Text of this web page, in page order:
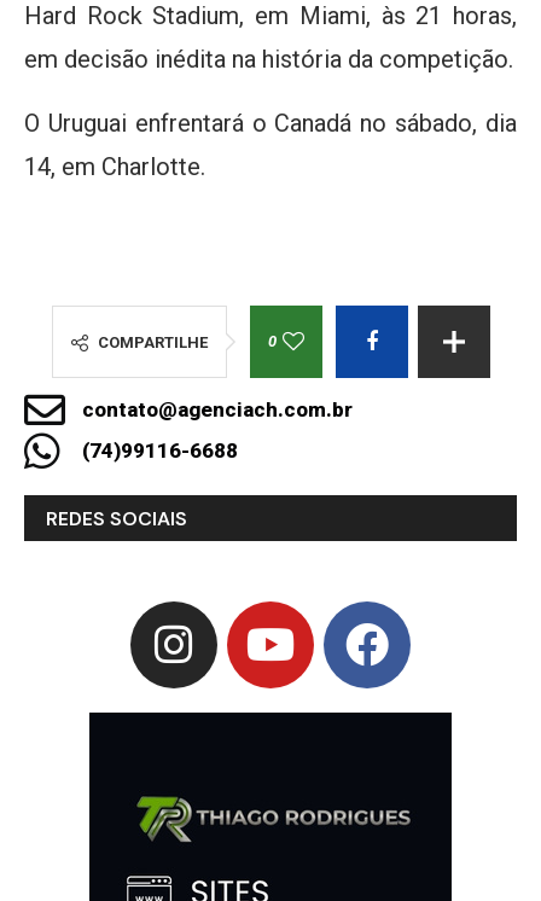
Hard Rock Stadium, em Miami, às 21 horas,
em decisão inédita na história da competição.
O Uruguai enfrentará o Canadá no sábado, dia
14, em Charlotte.
COMPARTILHE 0
contato@agenciach.com.br
(74)99116-6688
REDES SOCIAIS